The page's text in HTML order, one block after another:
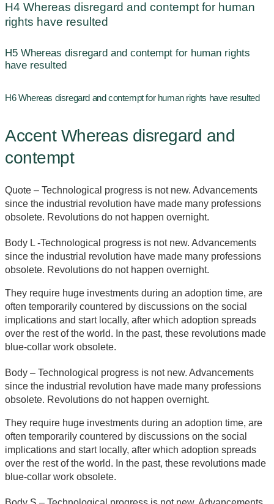
H4 Whereas disregard and contempt for human
rights have resulted
H5 Whereas disregard and contempt for human rights
have resulted
H6 Whereas disregard and contempt for human rights have resulted
Accent Whereas disregard and
contempt
Quote – Technological progress is not new. Advancements
since the industrial revolution have made many professions
obsolete. Revolutions do not happen overnight.
Body L -Technological progress is not new. Advancements
since the industrial revolution have made many professions
obsolete. Revolutions do not happen overnight.
They require huge investments during an adoption time, are
often temporarily countered by discussions on the social
implications and start locally, after which adoption spreads
over the rest of the world. In the past, these revolutions made
blue-collar work obsolete.
Body – Technological progress is not new. Advancements
since the industrial revolution have made many professions
obsolete. Revolutions do not happen overnight.
They require huge investments during an adoption time, are
often temporarily countered by discussions on the social
implications and start locally, after which adoption spreads
over the rest of the world. In the past, these revolutions made
blue-collar work obsolete.